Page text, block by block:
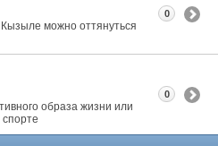
можно оттянуться
0
образа жизни или
спорте
0